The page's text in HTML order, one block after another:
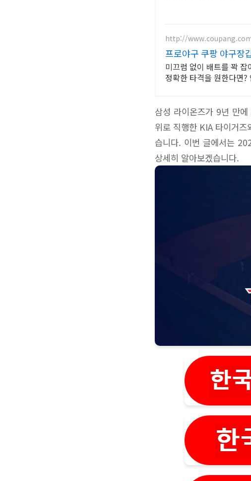
http://
프로야구 쿠팡 야구장
미끄럼 없이 배트를 꽉
정확한 타격을 원한다면
삼성 라이온즈가 9년 만
위로 직행한 KIA 타이거
습니다. 이번 글에서는
상세히 알아보겠습니다.